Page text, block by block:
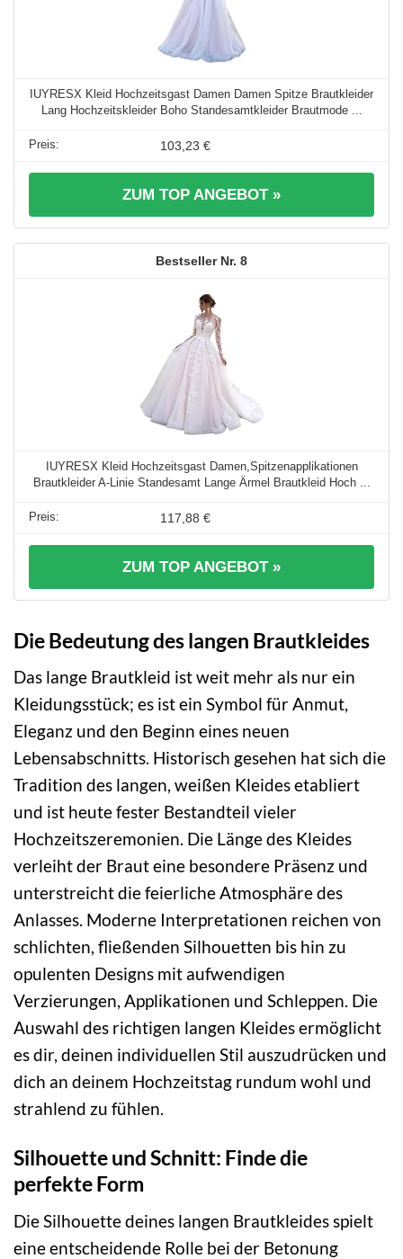
IUYRESX Kleid Hochzeitsgast Damen Damen Spitze Brautkleider
Lang Hochzeitskleider Boho Standesamtkleider Brautmode ...
103,23 €
ZUM TOP ANGEBOT »
8
IUYRESX Kleid Hochzeitsgast Damen,Spitzenapplikationen
Brautkleider A-Linie Standesamt Lange Ärmel Brautkleid Hoch ...
117,88 €
ZUM TOP ANGEBOT »
Die Bedeutung des langen Brautkleides
Das lange Brautkleid ist weit mehr als nur ein
Kleidungsstück; es ist ein Symbol für Anmut,
Eleganz und den Beginn eines neuen
Lebensabschnitts. Historisch gesehen hat sich die
Tradition des langen, weißen Kleides etabliert
und ist heute fester Bestandteil vieler
Hochzeitszeremonien. Die Länge des Kleides
verleiht der Braut eine besondere Präsenz und
unterstreicht die feierliche Atmosphäre des
Anlasses. Moderne Interpretationen reichen von
schlichten, fließenden Silhouetten bis hin zu
opulenten Designs mit aufwendigen
Verzierungen, Applikationen und Schleppen. Die
Auswahl des richtigen langen Kleides ermöglicht
es dir, deinen individuellen Stil auszudrücken und
dich an deinem Hochzeitstag rundum wohl und
strahlend zu fühlen.
Silhouette und Schnitt: Finde die
perfekte Form
Die Silhouette deines langen Brautkleides spielt
eine entscheidende Rolle bei der Betonung